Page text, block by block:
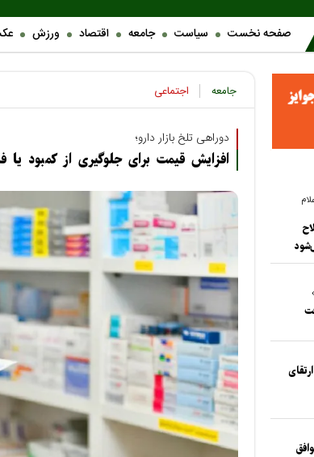
صفحه نخست سیاست جامعه اقتصاد ورزش
جامعه اجتماعی
دوراهی تلخ بازار دارو؛
افزایش قیمت برای جلوگیری از کمبود یا